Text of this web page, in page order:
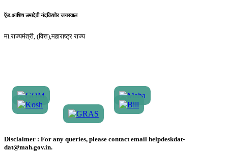
ऍड.आशिष उमादेवी नंदकिशोर जयस्वाल
मा.राज्यमंत्री, (वित्त),महाराष्ट्र राज्य
Disclaimer : For any queries, please contact email helpdeskdat-
dat@mah.gov.in.